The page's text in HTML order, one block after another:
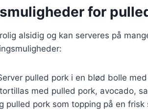
for
alsidig og kan serveres på
pulled pork i en blød bolle
med pulled pork, avocado,
pulled pork som topping på en